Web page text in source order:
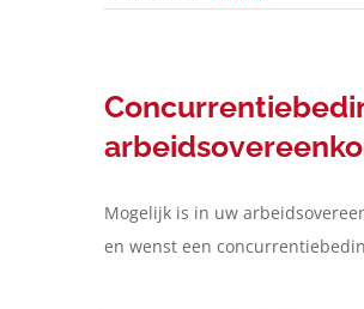
Mogelijk is in uw
en wenst een